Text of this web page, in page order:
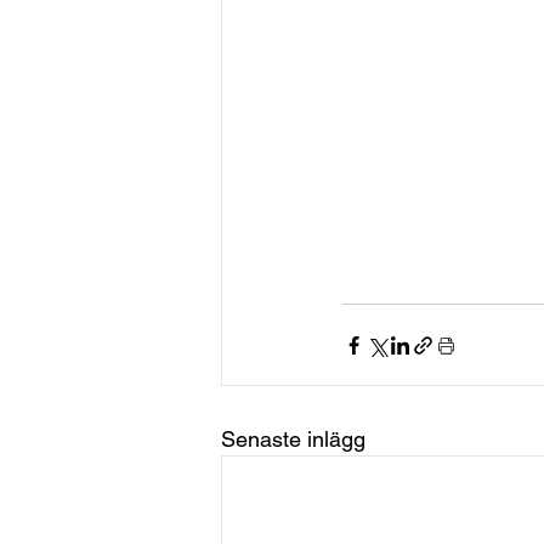
Senaste inlägg